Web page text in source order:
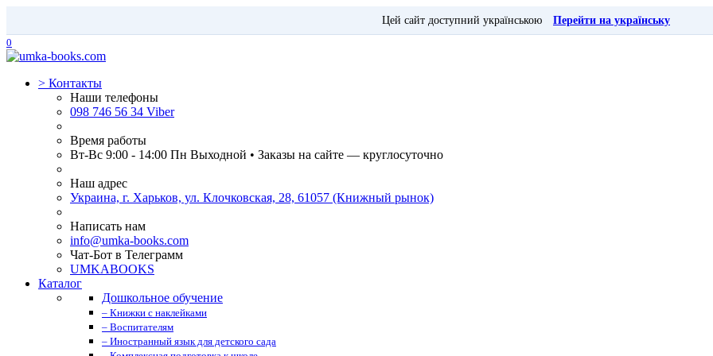
Цей сайт доступний українською
Перейти на українську
0
> Контакты
Наши телефоны
098 746 56 34 Viber
Время работы
Вт-Вс 9:00 - 14:00 Пн Выходной • Заказы на сайте — круглосуточно
Наш адрес
Украина, г. Харьков, ул. Клочковская, 28, 61057 (Книжный рынок)
Написать нам
info@umka-books.com
Чат-Бот в Телеграмм
UMKABOOKS
Каталог
Дошкольное обучение
– Книжки с наклейками
– Воспитателям
– Иностранный язык для детского сада